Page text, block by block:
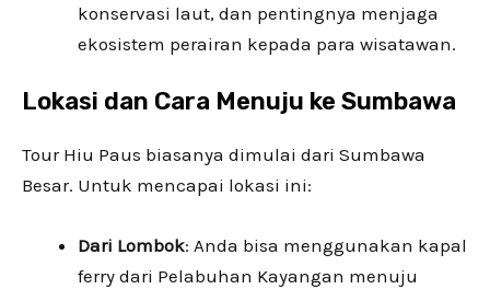
konservasi laut, dan pentingnya menjaga
ekosistem perairan kepada para wisatawan.
Lokasi dan Cara Menuju ke Sumbawa
Tour Hiu Paus biasanya dimulai dari Sumbawa
Besar. Untuk mencapai lokasi ini:
Dari Lombok: Anda bisa menggunakan kapal
ferry dari Pelabuhan Kayangan menuju